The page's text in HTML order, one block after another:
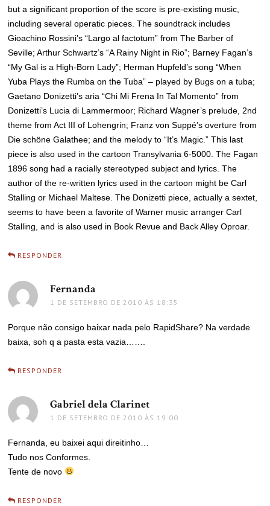
but a significant proportion of the score is pre-existing music,
including several operatic pieces. The soundtrack includes
Gioachino Rossini’s “Largo al factotum” from The Barber of
Seville; Arthur Schwartz’s “A Rainy Night in Rio”; Barney Fagan’s
“My Gal is a High-Born Lady”; Herman Hupfeld’s song “When
Yuba Plays the Rumba on the Tuba” – played by Bugs on a tuba;
Gaetano Donizetti’s aria “Chi Mi Frena In Tal Momento” from
Donizetti’s Lucia di Lammermoor; Richard Wagner’s prelude, 2nd
theme from Act III of Lohengrin; Franz von Suppé’s overture from
Die schöne Galathee; and the melody to “It’s Magic.” This last
piece is also used in the cartoon Transylvania 6-5000. The Fagan
1896 song had a racially stereotyped subject and lyrics. The
author of the re-written lyrics used in the cartoon might be Carl
Stalling or Michael Maltese. The Donizetti piece, actually a sextet,
seems to have been a favorite of Warner music arranger Carl
Stalling, and is also used in Book Revue and Back Alley Oproar.
RESPONDER
Fernanda
1 DE SETEMBRO DE 2010 ÀS 18:35
Porque não consigo baixar nada pelo RapidShare? Na verdade
baixa, soh q a pasta esta vazia…….
RESPONDER
Gabriel dela Clarinet
1 DE SETEMBRO DE 2010 ÀS 19:00
Fernanda, eu baixei aqui direitinho…
Tudo nos Conformes.
Tente de novo
RESPONDER